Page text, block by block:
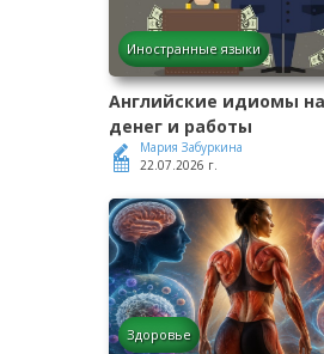
Иностранные языки
Английские идиомы
денег и работы
Мария Забуркина
22.07.2026 г.
Здоровье